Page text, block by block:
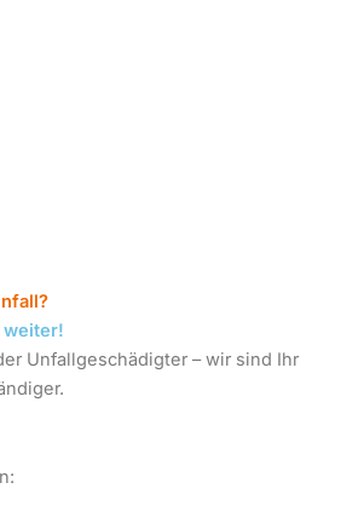
weiter!
Unfallgeschädigter – wir sind Ihr